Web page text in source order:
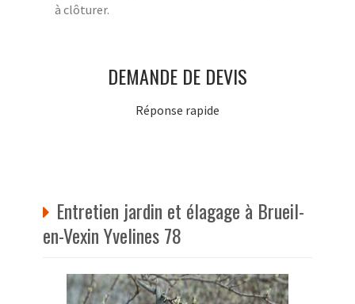
à clôturer.
DEMANDE DE DEVIS
Réponse rapide
Entretien jardin et élagage à Brueil-
en-Vexin Yvelines 78